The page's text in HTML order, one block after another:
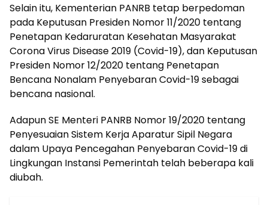
Selain itu, Kementerian PANRB tetap berpedoman
pada Keputusan Presiden Nomor 11/2020 tentang
Penetapan Kedaruratan Kesehatan Masyarakat
Corona Virus Disease 2019 (Covid-19), dan Keputusan
Presiden Nomor 12/2020 tentang Penetapan
Bencana Nonalam Penyebaran Covid-19 sebagai
bencana nasional.
Adapun SE Menteri PANRB Nomor 19/2020 tentang
Penyesuaian Sistem Kerja Aparatur Sipil Negara
dalam Upaya Pencegahan Penyebaran Covid-19 di
Lingkungan Instansi Pemerintah telah beberapa kali
diubah.